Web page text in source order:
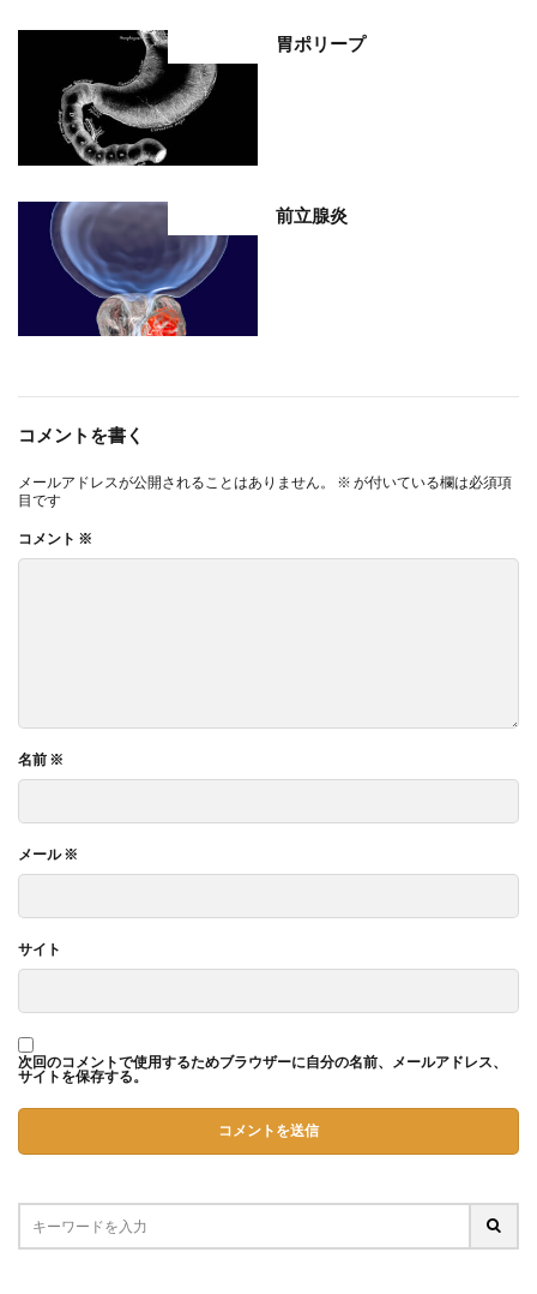
胃ポリープ
前立腺炎
コメントを書く
メールアドレスが公開されることはありません。 ※ が付いている欄は必須項
目です
コメント ※
名前 ※
メール※
サイト
次回のコメントで使用するためブラウザーに自分の名前、メールアドレス、
サイトを保存する。